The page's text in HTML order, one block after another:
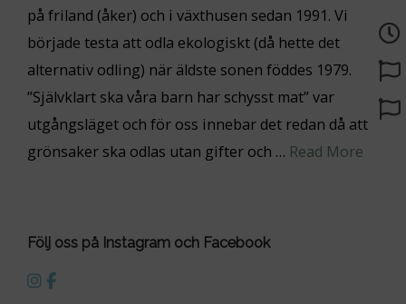
på friland (åker) och i växthusen sedan 1991. Vi
började testa att odla ekologiskt (då hette det
alternativ odling) när äldste sonen föddes 1979.
”Självklart ska våra barn har schysst mat” var
utgångsläget och för oss innebar det redan då att
grönsaker ska odlas utan gifter och … Read More
Följ oss på Instagram och Facebook